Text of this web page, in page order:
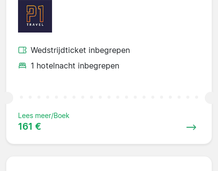
Wedstrijdticket inbegrepen
1 hotelnacht inbegrepen
Lees meer/Boek
161 €